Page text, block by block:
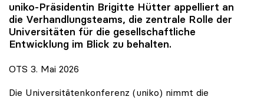
uniko-Präsidentin Brigitte Hütter appelliert an
die Verhandlungsteams, die zentrale Rolle der
Universitäten für die gesellschaftliche
Entwicklung im Blick zu behalten.
OTS 3. Mai 2026
Die Universitätenkonferenz (uniko) nimmt die